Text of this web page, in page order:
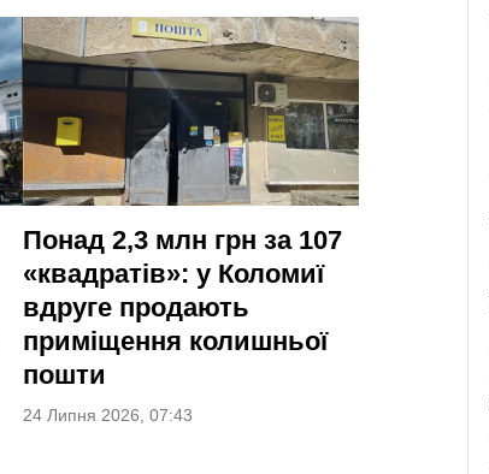
Понад 2,3 млн грн за 107
«квадратів»: у Коломиї
вдруге продають
приміщення колишньої
пошти
24 Липня 2026, 07:43